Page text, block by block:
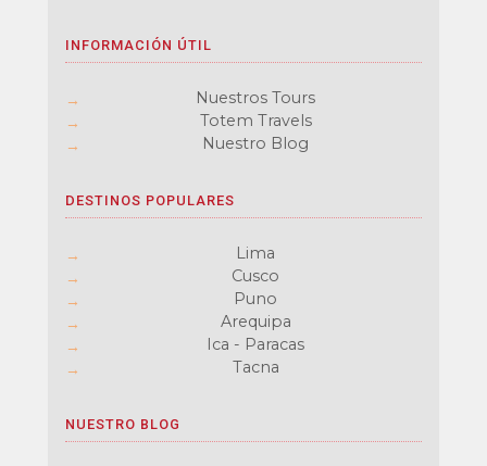
INFORMACIÓN ÚTIL
Nuestros Tours
Totem Travels
Nuestro Blog
DESTINOS POPULARES
Lima
Cusco
Puno
Arequipa
Ica - Paracas
Tacna
NUESTRO BLOG